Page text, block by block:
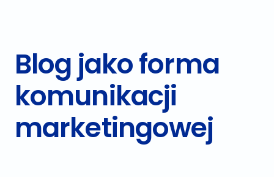
Blog jako forma
komunikacji
marketingowej